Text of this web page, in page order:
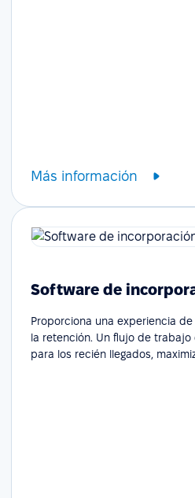
Más información
Software de
Proporciona una experiencia
la retención. Un flujo de
para los recién llegados,